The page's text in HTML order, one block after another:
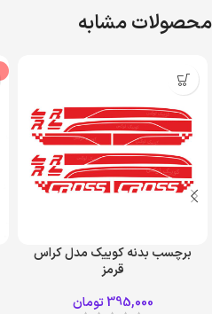
محصولات مشابه
برچسب بدنه کوییک مدل کراس
قرمز
395,000 تومان